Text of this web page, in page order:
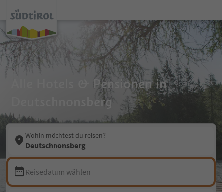
Alle Hotels & Pensionen in
Deutschnonsberg
Wohin möchtest du reisen?
Deutschnonsberg
Reisedatum wählen